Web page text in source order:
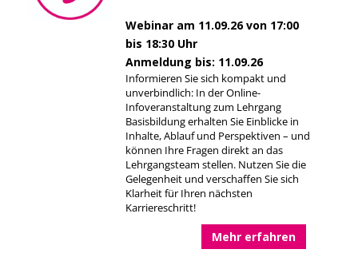
Webinar am 11.09.26 von 17:00
bis 18:30 Uhr
Anmeldung bis: 11.09.26
Informieren Sie sich kompakt und
unverbindlich: In der Online-
Infoveranstaltung zum Lehrgang
Basisbildung erhalten Sie Einblicke in
Inhalte, Ablauf und Perspektiven – und
können Ihre Fragen direkt an das
Lehrgangsteam stellen. Nutzen Sie die
Gelegenheit und verschaffen Sie sich
Klarheit für Ihren nächsten
Karriereschritt!
Mehr erfahren